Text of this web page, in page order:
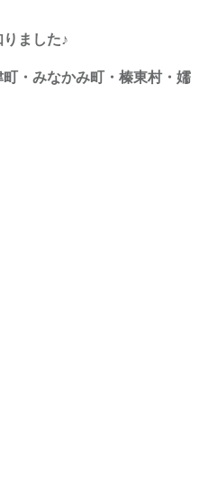
ました♪
・みなかみ町・榛東村・嬬